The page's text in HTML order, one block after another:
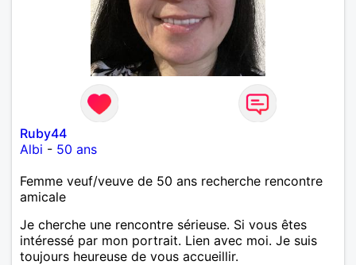
Ruby44
Albi - 50 ans
Femme veuf/veuve de 50 ans recherche rencontre
amicale
Je cherche une rencontre sérieuse. Si vous êtes
intéressé par mon portrait. Lien avec moi. Je suis
toujours heureuse de vous accueillir.